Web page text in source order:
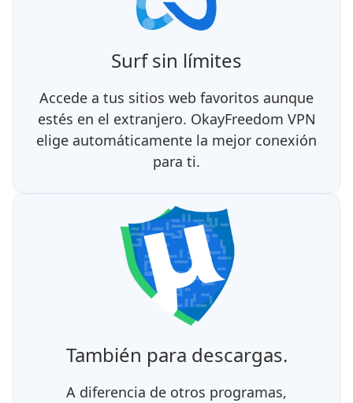
Surf sin límites
Accede a tus sitios web favoritos aunque
estés en el extranjero. OkayFreedom VPN
elige automáticamente la mejor conexión
para ti.
También para descargas.
A diferencia de otros programas,